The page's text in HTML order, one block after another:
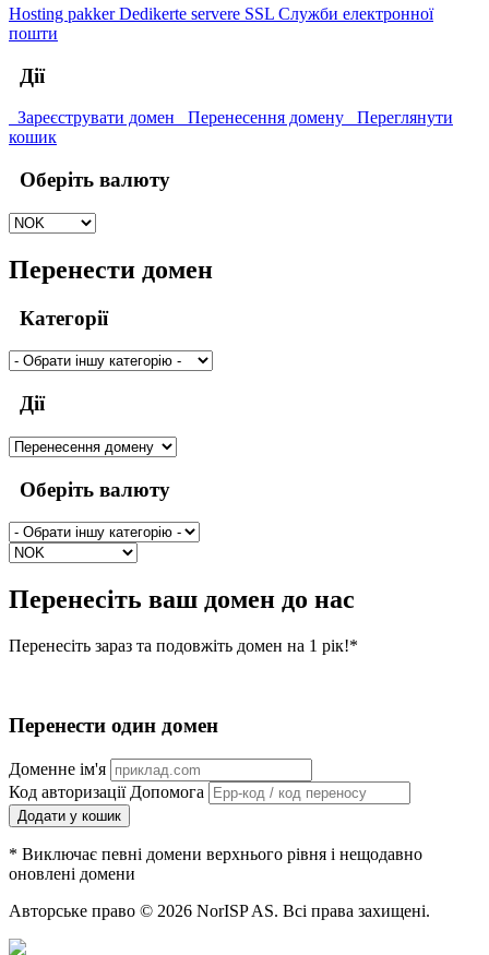
Hosting pakkerDedikerte servere SSL Служби електронної
пошти
Дії
Зареєструвати домен Перенесення домену
Переглянути
кошик
Оберіть валюту
Перенести домен
Категорії
Дії
Оберіть валюту
Перенесіть ваш домен до нас
Перенесіть зараз та подовжіть домен на 1 рік!*
Перенести один домен
Доменне ім'я
Код авторизації Допомога
Додати у кошик
* Виключає певні домени верхнього рівня і нещодавно
оновлені домени
Авторське право © 2026 NorISP AS. Всі права захищені.